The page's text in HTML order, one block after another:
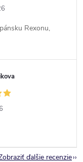
Rexonu,
ďalšie recenzie